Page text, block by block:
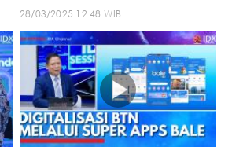
28/03/2025 12:48 WIB